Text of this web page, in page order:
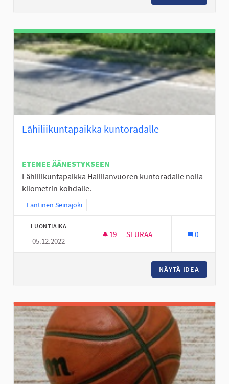
Lähiliikuntapaikka kuntoradalle
ETENEE ÄÄNESTYKSEEN
Lähiliikuntapaikka Hallilanvuoren kuntoradalle nolla
kilometrin kohdalle.
Rajaa tulokset teeman mukaan: Läntinen Seinäjoki
Läntinen Seinäjoki
LUONTIAIKA
05.12.2022
19 19 SEURAAJAA
SEURAA 0
NÄYTÄ IDEA